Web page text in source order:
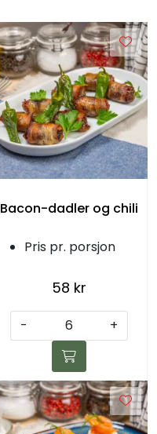
Bacon-dadler og chili
Pris pr. porsjon
58 kr
- +